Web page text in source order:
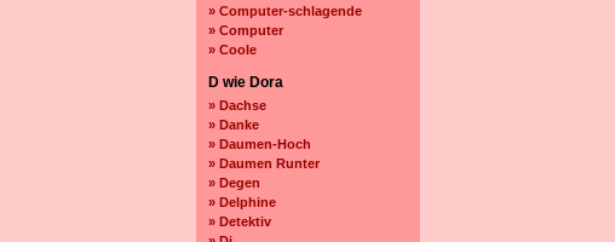
» Computer-schlagende
» Computer
» Coole
D wie Dora
» Dachse
» Danke
» Daumen-Hoch
» Daumen Runter
» Degen
» Delphine
» Detektiv